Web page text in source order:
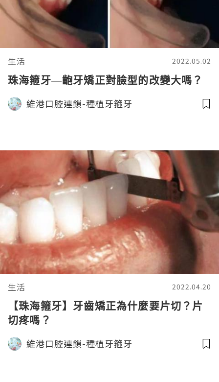
生活 2022.05.02
珠海箍牙—齙牙矯正對臉型的改變大嗎？
維港口腔連鎖-種植牙箍牙
生活 2022.04.20
【珠海箍牙】牙齒矯正為什麼要片切？片
切疼嗎？
維港口腔連鎖-種植牙箍牙